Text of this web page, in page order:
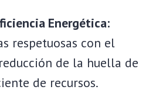
Energética:
respetuosas con el
de la huella de
de recursos.